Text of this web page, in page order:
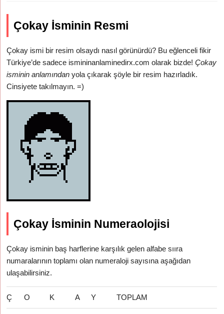
Çokay İsminin Resmi
Çokay ismi bir resim olsaydı nasıl görünürdü? Bu eğlenceli fikir
Türkiye’de sadece ismininanlaminedirx.com olarak bizde!Çokay
isminin anlamından yola çıkarak şöyle bir resim hazırladık.
Cinsiyete takılmayın. =)
Çokay İsminin Numeraolojisi
Çokay isminin baş harflerine karşılık gelen alfabe sııra
numaralarının toplamı olan numeraloji sayısına aşağıdan
ulaşabilirsiniz.
Ç O K A Y TOPLAM